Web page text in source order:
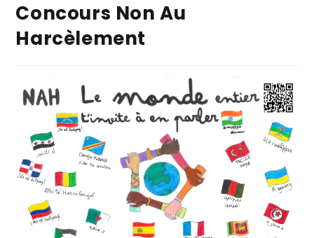
Concours Non Au
Harcèlement